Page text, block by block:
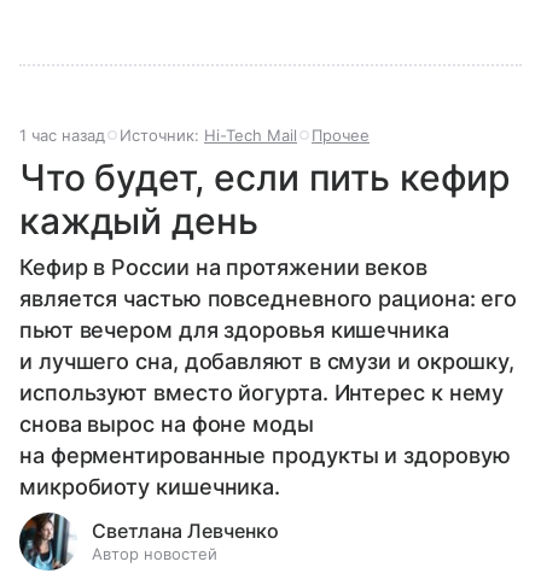
1 час назад Источник: Hi-Tech Mail Прочее
Что будет, если пить кефир
каждый день
Кефир в России на протяжении веков
является частью повседневного рациона: его
пьют вечером для здоровья кишечника
и лучшего сна, добавляют в смузи и окрошку,
используют вместо йогурта. Интерес к нему
снова вырос на фоне моды
на ферментированные продукты и здоровую
микробиоту кишечника.
Светлана Левченко
Автор новостей